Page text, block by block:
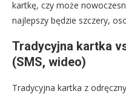
kartkę, czy może
najlepszy będzie szczery,
Tradycyjna kartka
(SMS, wideo)
Tradycyjna kartka z